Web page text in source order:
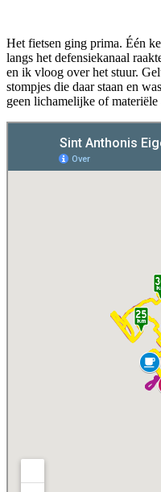
Het fietsen ging prima. Één
langs het defensiekanaal
en ik vloog over het stuur.
stompjes die daar staan en
geen lichamelijke of materiële